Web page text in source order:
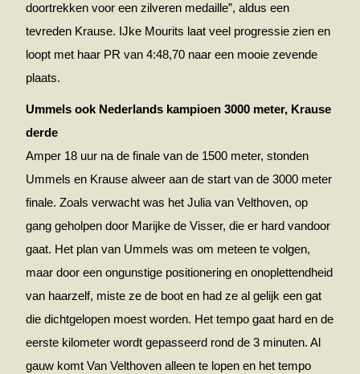
doortrekken voor een zilveren medaille”, aldus een
tevreden Krause. IJke Mourits laat veel progressie zien en
loopt met haar PR van 4:48,70 naar een mooie zevende
plaats.
Ummels ook Nederlands kampioen 3000 meter, Krause
derde
Amper 18 uur na de finale van de 1500 meter, stonden
Ummels en Krause alweer aan de start van de 3000 meter
finale. Zoals verwacht was het Julia van Velthoven, op
gang geholpen door Marijke de Visser, die er hard vandoor
gaat. Het plan van Ummels was om meteen te volgen,
maar door een ongunstige positionering en onoplettendheid
van haarzelf, miste ze de boot en had ze al gelijk een gat
die dichtgelopen moest worden. Het tempo gaat hard en de
eerste kilometer wordt gepasseerd rond de 3 minuten. Al
gauw komt Van Velthoven alleen te lopen en het tempo